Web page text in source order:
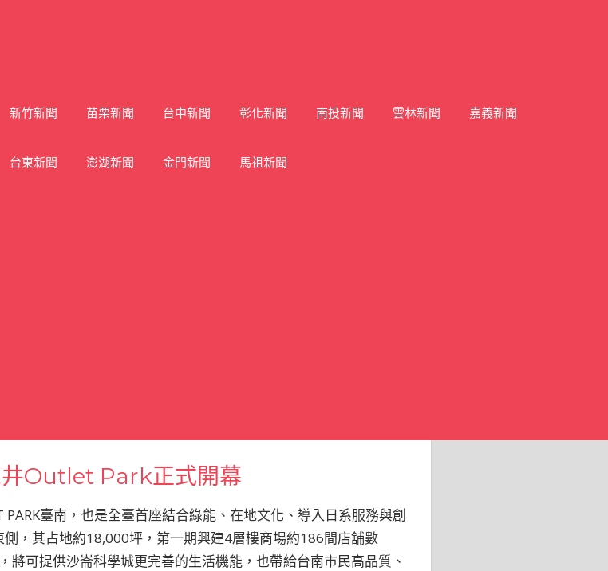
新竹新聞 苗栗新聞 台中新聞 彰化新聞 南投新聞 雲林新聞 嘉義新聞
台東新聞 澎湖新聞 金門新聞 馬祖新聞
井Outlet Park正式開幕
臺南，也是全臺首座結合綠能、在地文化、導入日系服務與創
，其占地約18,000坪，第一期興建4層樓商場約186間店舖數
可提供沙崙科學城更完善的生活機能，也帶給台南市民高品質、